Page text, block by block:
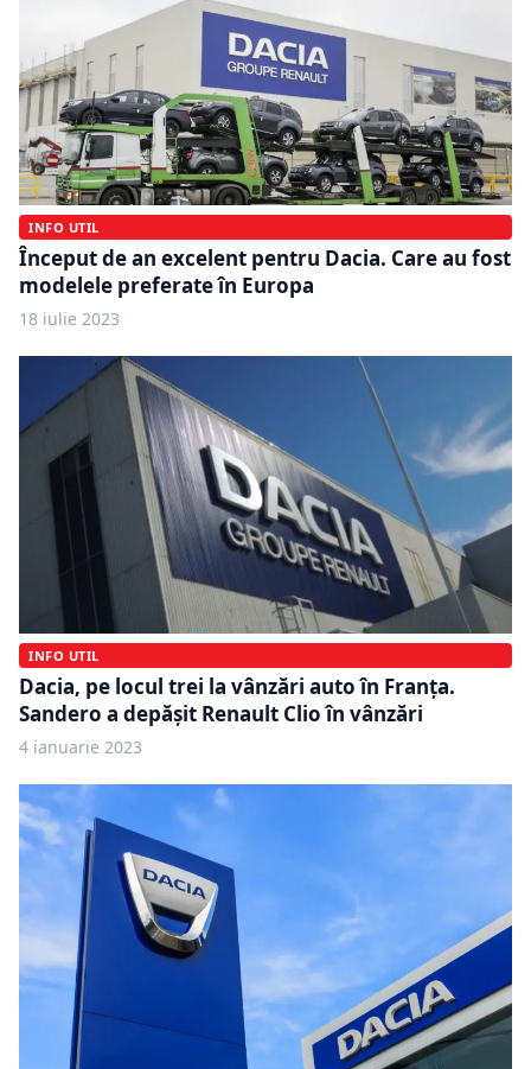
INFO UTIL
Început de an excelent pentru Dacia. Care au fost
modelele preferate în Europa
18 iulie 2023
INFO UTIL
Dacia, pe locul trei la vânzări auto în Franța.
Sandero a depășit Renault Clio în vânzări
4 ianuarie 2023